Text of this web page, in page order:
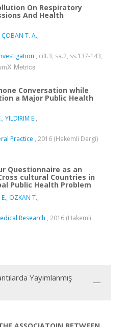
On Respiratory
And Health
ÇOBAN T. A.,
, cilt.3, sa.2, ss.137-143,
Metrics
Conversation while
a Major Public Health
, YILDIRIM E.,
Practice , 2016 (Hakemli Dergi)
Questionnaire as an
cultural Countries in
Public Health Problem
, ÖZKAN T.,
Research , 2016 (Hakemli
Yayımlanmış